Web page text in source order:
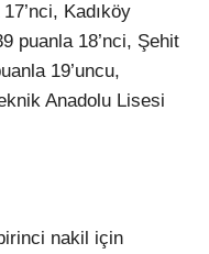
Kadıköy
puanla 18’nci, Şehit
19’uncu,
Anadolu Lisesi
nakil için